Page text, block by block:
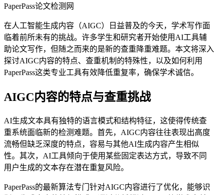
PaperPass论文检测网
在人工智能生成内容（AIGC）日益普及的今天，学术写作面
临着前所未有的挑战。许多学生和研究者开始使用AI工具辅
助论文写作，但随之而来的是新的查重降重难题。本文将深入
探讨AIGC内容的特点、查重机制的特殊性，以及如何利用
PaperPass这类专业工具有效降低重复率，确保学术诚信。
AIGC内容的特点与查重挑战
AI生成文本具有独特的语言模式和结构特征，这使得传统查
重系统面临新的检测难题。首先，AIGC内容往往表现出高度
流畅但缺乏深度的特点，容易与其他AI生成内容产生相似
性。其次，AI工具倾向于使用某些固定表达方式，导致不同
用户生成的文本存在潜在重复风险。
PaperPass的最新算法专门针对AIGC内容进行了优化，能够识